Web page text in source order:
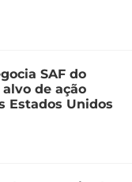
SAF do
de ação
Estados Unidos